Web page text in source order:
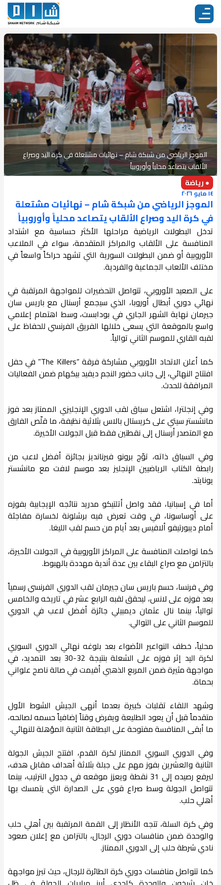
الموجز الرياضي من شبكة شام – نهائيات مشتعلة في كرة اليد وصراع
الألقاب يتصاعد محلياً وأوروبياً
● رياضة
١٤ مايو ٢٠٢٦
الموجز الرياضي من شبكة شام – نهائيات مشتعلة
في كرة اليد وصراع الألقاب يتصاعد محلياً وأوروبياً
تدخل البطولات الرياضية مراحلها الأكثر حساسية مع اشتداد
المنافسة على الألقاب والمراكز المتقدمة، سواء في الملاعب
الأوروبية أو ضمن البطولات السورية التي تشهد حراكاً واسعاً في
مختلف الألعاب الجماعية والفردية.
على الصعيد الأوروبي، تتواصل التحضيرات للمواجهة المرتقبة في
نهائي دوري أبطال أوروبا، الذي سيجمع أرسنال مع باريس سان
جيرمان نهاية الشهر الجاري في بودابست، وسط اهتمام إعلامي
واسع بالموقعة التي يسعى خلالها الفريق الفرنسي للحفاظ على
لقبه القاري للموسم الثاني توالياً.
كما أعلن الاتحاد الأوروبي مشاركة فرقة “The Killers” في حفل
افتتاح النهائي، إلى جانب حضور النجم ديفيد بيكهام ضمن الفعاليات
المرافقة للحدث.
وفي إنجلترا، اشتعل سباق لقب الدوري الإنجليزي الممتاز بعد فوز
مانشستر سيتي على كريستال بالاس بثلاثية نظيفة، ما قلّص الفارق
مع المتصدر أرسنال إلى نقطتين فقط قبل الجولات الأخيرة.
وفي السياق ذاته، توّج برونو فيرنانديز بجائزة أفضل لاعب من
رابطة الكتاب الرياضيين الإنجليز بعد موسم لافت مع مانشستر
يونايتد.
أما في إسبانيا، فقد واصل أتلتيكو مدريد نتائجه الإيجابية بفوزه
على أوساسونا، في وقت تعرض فيه برشلونة لخسارة مفاجئة
أمام ديبورتيفو ألافيس بعد أيام من حسم لقب الليغا.
كما تواصلت المنافسة على المراكز الأوروبية في الجولات الأخيرة،
بالتزامن مع صراع البقاء بين عدة أندية مهددة بالهبوط.
وفي فرنسا، حسم باريس سان جيرمان لقب الدوري الفرنسي رسمياً
بعد فوزه على لانس، ليحقق لقبه الرابع عشر في تاريخه والخامس
توالياً، بينما نال عثمان ديمبيلي جائزة أفضل لاعب في الدوري
للموسم الثاني على التوالي.
محلياً، خطف النواعير الأضواء بعد بلوغه نهائي الدوري السوري
لكرة اليد إثر فوزه على الشعلة بنتيجة 32-30 بعد التمديد، في
مواجهة مثيرة ضمن المربع الذهبي أقيمت في صالة ناصح علواني
بحماة.
وشهد اللقاء تقلبات كبيرة بعدما أنهى الجيش الشوط الأول
متقدماً قبل أن يعود الطليعة ويفرض وقتاً إضافياً حسمه لصالحه،
ما أبقى المنافسة مفتوحة على البطاقة الثانية المؤهلة للنهائي.
وفي الدوري السوري الممتاز لكرة القدم، افتتح الجيش الجولة
الثانية والعشرين بفوز مهم على جبلة بثلاثة أهداف مقابل هدف،
ليرفع رصيده إلى 31 نقطة ويعزز موقعه في جدول الترتيب، بينما
تتواصل الجولة وسط صراع قوي على الصدارة التي يتمسك بها
أهلي حلب.
وفي كرة السلة، تتجه الأنظار إلى القمة المرتقبة بين أهلي حلب
والوحدة ضمن منافسات دوري الرجال، بالتزامن مع إعلان صعود
نادي شرطة حلب إلى الدوري الممتاز.
كما تتواصل منافسات دوري كرة الطائرة للرجال، حيث تبرز مواجهة